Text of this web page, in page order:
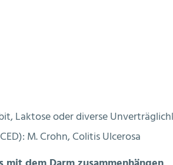
Laktose oder diverse
M. Crohn, Colitis Ulcerosa